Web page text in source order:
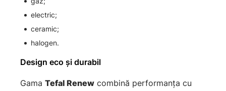
electric;
ceramic;
halogen.
Design eco și durabil
Gama Tefal Renew combină performanța cu